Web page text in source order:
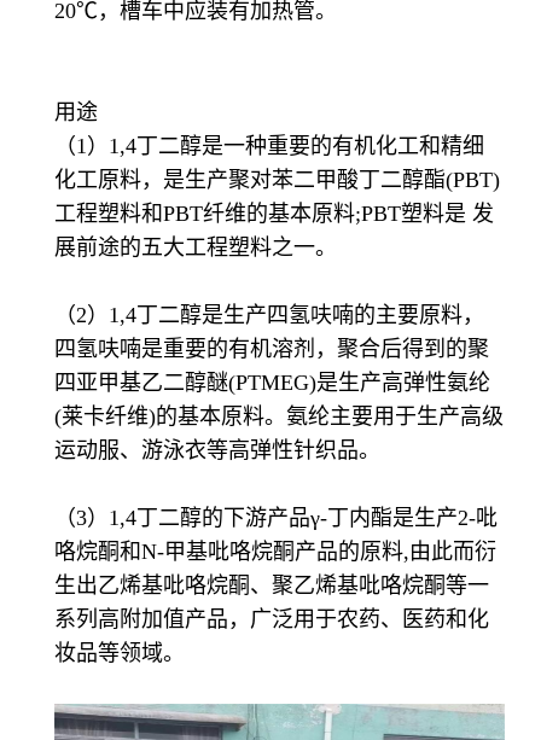
20℃，槽车中应装有加热管。
用途
（1）1,4丁二醇是一种重要的有机化工和精细
化工原料，是生产聚对苯二甲酸丁二醇酯(PBT)
工程塑料和PBT纤维的基本原料;PBT塑料是 发
展前途的五大工程塑料之一。
（2）1,4丁二醇是生产四氢呋喃的主要原料，
四氢呋喃是重要的有机溶剂，聚合后得到的聚
四亚甲基乙二醇醚(PTMEG)是生产高弹性氨纶
(莱卡纤维)的基本原料。氨纶主要用于生产高级
运动服、游泳衣等高弹性针织品。
（3）1,4丁二醇的下游产品γ-丁内酯是生产2-吡
咯烷酮和N-甲基吡咯烷酮产品的原料,由此而衍
生出乙烯基吡咯烷酮、聚乙烯基吡咯烷酮等一
系列高附加值产品，广泛用于农药、医药和化
妆品等领域。